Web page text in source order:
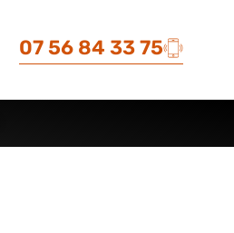
07 56 84 33 75